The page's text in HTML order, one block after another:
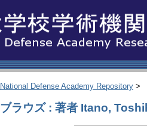
National Defense Academy Repository >
ブラウズ : 著者 Itano,